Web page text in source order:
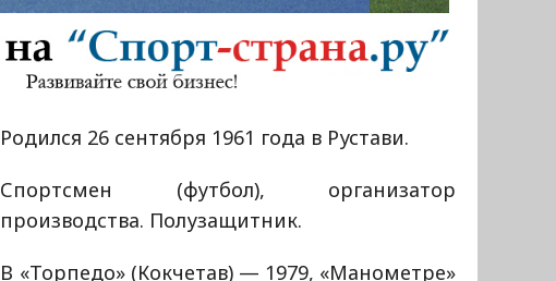
Родился 26 сентября 1961 года в Рустави.
Спортсмен (футбол), организатор
производства. Полузащитник.
В «Торпедо» (Кокчетав) — 1979, «Манометре»